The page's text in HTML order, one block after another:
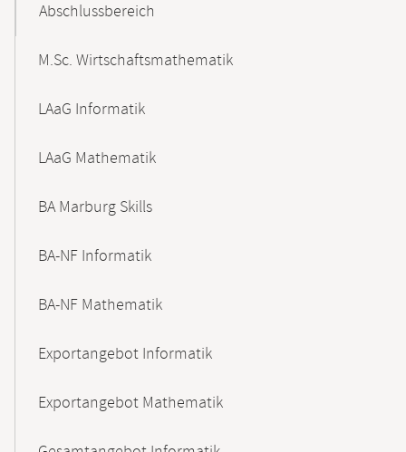
Abschlussbereich
M.Sc. Wirtschaftsmathematik
LAaG Informatik
LAaG Mathematik
BA Marburg Skills
BA-NF Informatik
BA-NF Mathematik
Exportangebot Informatik
Exportangebot Mathematik